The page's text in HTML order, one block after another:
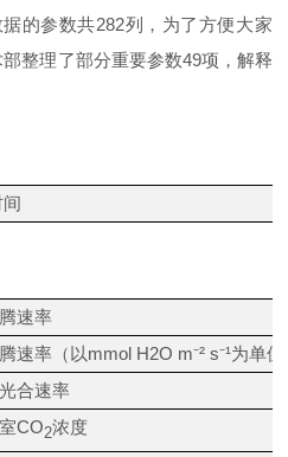
的参数共282列，为了方便大家
整理了部分重要参数49项，解释
间
速率
速率（以mmol H2O m⁻² s⁻¹为单
合速率
CO2浓度